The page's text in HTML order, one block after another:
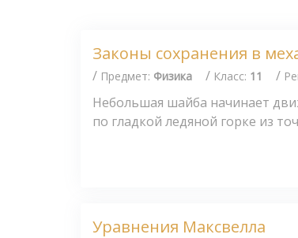
Законы сохранения в
/ Предмет: Физика / Класс: 11 /
Небольшая шайба начинает
по гладкой ледяной горке из
Уравнения Максвелла